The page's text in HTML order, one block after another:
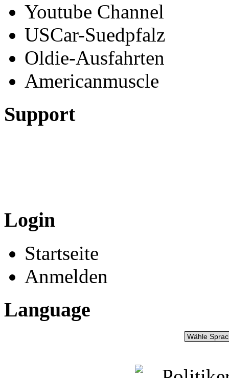
Youtube Channel
USCar-Suedpfalz
Oldie-Ausfahrten
Americanmuscle
Support
Login
Startseite
Anmelden
Language